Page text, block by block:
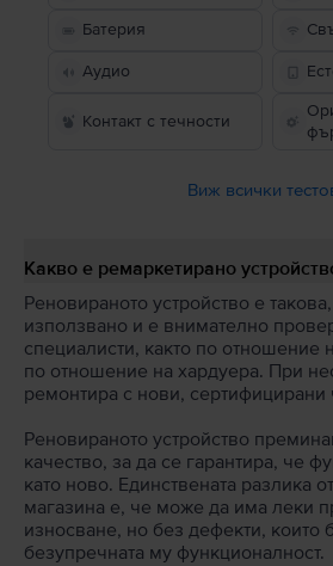
Батерия
Аудио
Контакт с течности
Виж всички
Какво е ремаркетирано
Реновираното устройство е
използвано и е внимателно
специалисти, както по отношение
по отношение на хардуера. При
ремонтира с нови, сертифицирани
Реновираното устройство
качество, за да се гарантира, че
като ново. Единствената разлика
магазина е, че може да има леки
износване, но без дефекти, които
безупречната му функционалност.